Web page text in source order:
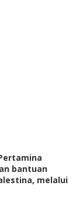
bantuan
melalui